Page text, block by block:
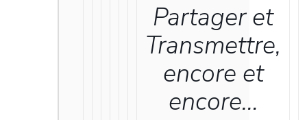
Partager et
Transmettre,
encore et
encore…